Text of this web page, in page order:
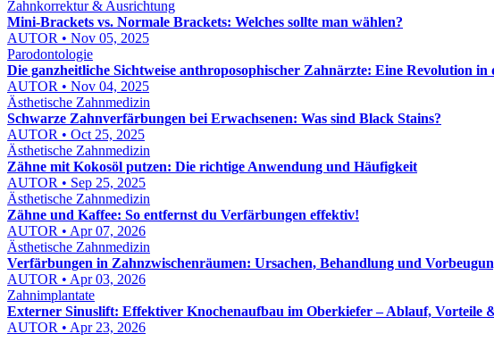
Zahnkorrektur & Ausrichtung
Mini-Brackets vs. Normale Brackets: Welches sollte man wählen?
AUTOR • Nov 05, 2025
Parodontologie
Die ganzheitliche Sichtweise anthroposophischer Zahnärzte: Eine Revolution in
AUTOR • Nov 04, 2025
Ästhetische Zahnmedizin
Schwarze Zahnverfärbungen bei Erwachsenen: Was sind Black Stains?
AUTOR • Oct 25, 2025
Ästhetische Zahnmedizin
Zähne mit Kokosöl putzen: Die richtige Anwendung und Häufigkeit
AUTOR • Sep 25, 2025
Ästhetische Zahnmedizin
Zähne und Kaffee: So entfernst du Verfärbungen effektiv!
AUTOR • Apr 07, 2026
Ästhetische Zahnmedizin
Verfärbungen in Zahnzwischenräumen: Ursachen, Behandlung und
AUTOR • Apr 03, 2026
Zahnimplantate
Externer Sinuslift: Effektiver Knochenaufbau im Oberkiefer – Ablauf, Vorteile
AUTOR • Apr 23, 2026